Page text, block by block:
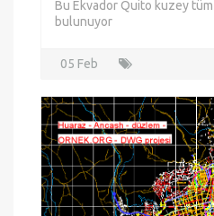
Conocoto
bulunuyor
05 Feb